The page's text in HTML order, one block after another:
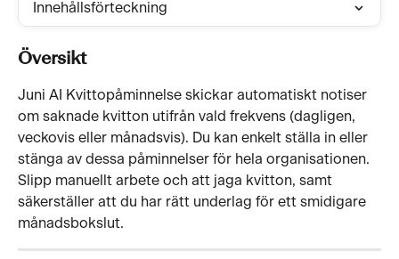
Innehållsförteckning
Översikt
Juni AI Kvittopåminnelse skickar automatiskt notiser
om saknade kvitton utifrån vald frekvens (dagligen,
veckovis eller månadsvis). Du kan enkelt ställa in eller
stänga av dessa påminnelser för hela organisationen.
Slipp manuellt arbete och att jaga kvitton, samt
säkerställer att du har rätt underlag för ett smidigare
månadsbokslut.